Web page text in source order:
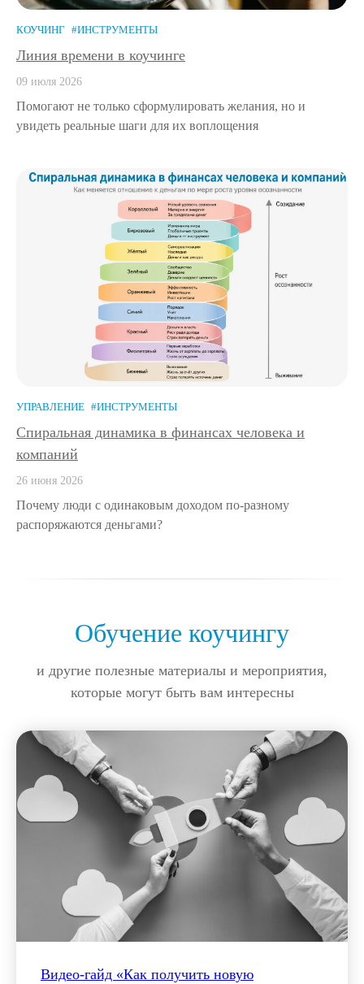
КОУЧИНГ #ИНСТРУМЕНТЫ
Линия времени в коучинге
09 июля 2026
Помогают не только сформулировать желания, но и
увидеть реальные шаги для их воплощения
УПРАВЛЕНИЕ #ИНСТРУМЕНТЫ
Спиральная динамика в финансах человека и
компаний
26 июня 2026
Почему люди с одинаковым доходом по-разному
распоряжаются деньгами?
Обучение коучингу
и другие полезные материалы и мероприятия,
которые могут быть вам интересны
Видео-гайд «Как получить новую